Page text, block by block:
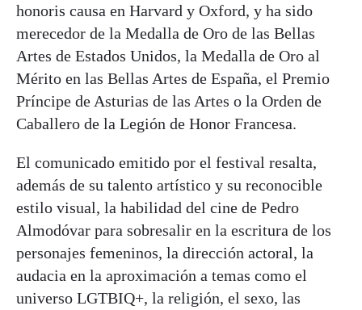
honoris causa en Harvard y Oxford, y ha sido
merecedor de la Medalla de Oro de las Bellas
Artes de Estados Unidos, la Medalla de Oro al
Mérito en las Bellas Artes de España, el Premio
Príncipe de Asturias de las Artes o la Orden de
Caballero de la Legión de Honor Francesa.
El comunicado emitido por el festival resalta,
además de su talento artístico y su reconocible
estilo visual, la habilidad del cine de Pedro
Almodóvar para sobresalir en la escritura de los
personajes femeninos, la dirección actoral, la
audacia en la aproximación a temas como el
universo LGTBIQ+, la religión, el sexo, las